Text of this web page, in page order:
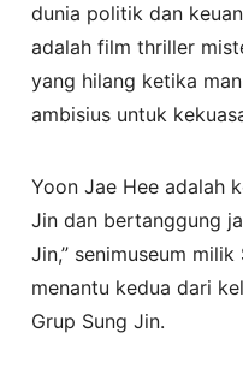
dunia politik dan
adalah film thriller
yang hilang ketika
ambisius untuk
Yoon Jae Hee adalah
Jin dan bertanggung
Jin,” senimuseum
menantu kedua dari
Grup Sung Jin.